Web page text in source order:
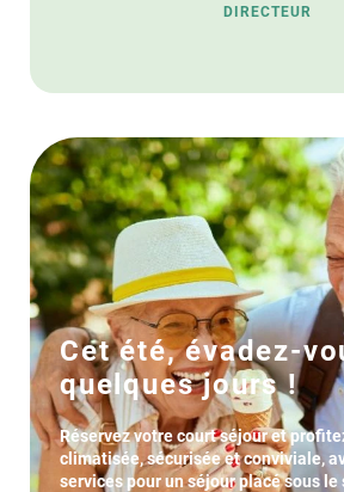
DIRECTEUR
Cet été, évadez-
quelques jours !
Réservez votre court séjour et
climatisée, sécurisée et conviviale,
services pour un séjour placé sous